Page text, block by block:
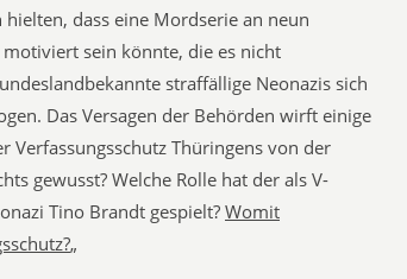
dass eine Mordserie an neun
sein könnte, die es nicht
straffällige Neonazis sich
Das Versagen der Behörden wirft einige
Verfassungsschutz Thüringens von der
gewusst? Welche Rolle hat der als V-
Tino Brandt gespielt? Womit
„